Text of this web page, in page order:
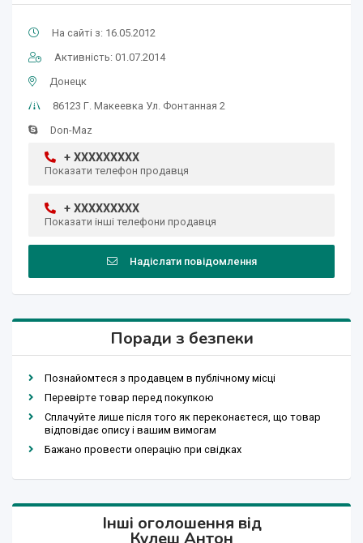
На сайті з: 16.05.2012
Активність: 01.07.2014
Донецк
86123 Г. Макеевка Ул. Фонтанная 2
Don-Maz
+ XXXXXXXXX
Показати телефон продавця
+ XXXXXXXXX
Показати інші телефони продавця
Надіслати повідомлення
Поради з безпеки
Познайомтеся з продавцем в публічному місці
Перевірте товар перед покупкою
Сплачуйте лише після того як переконаєтеся, що товар
відповідає опису і вашим вимогам
Бажано провести операцію при свідках
Інші оголошення від